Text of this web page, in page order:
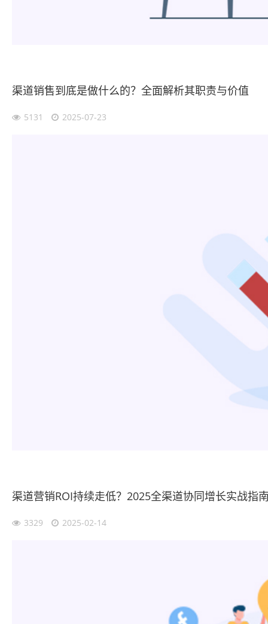
渠道销售到底是做什么的？全面解析其职责与价值
5131 2025-07-23
渠道营销ROI持续走低？2025全渠道协同增长实战指
3329 2025-02-14